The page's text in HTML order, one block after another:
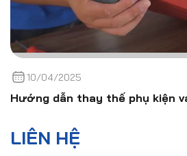
10/04/2025
Hướng dẫn thay thế phụ kiện
LIÊN HỆ